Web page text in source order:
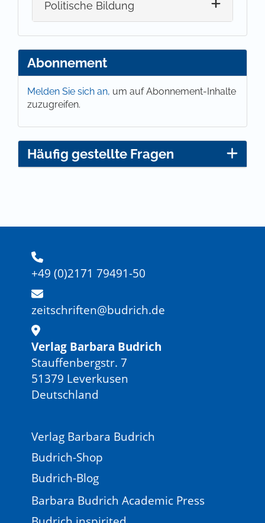
Politische Bildung
Abonnement
Melden Sie sich an, um auf Abonnement-Inhalte
zuzugreifen.
Häufig gestellte Fragen
+49 (0)2171 79491-50
zeitschriften@budrich.de
Verlag Barbara Budrich
Stauffenbergstr. 7
51379 Leverkusen
Deutschland
Verlag Barbara Budrich
Budrich-Shop
Budrich-Blog
Barbara Budrich Academic Press